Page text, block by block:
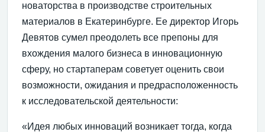
новаторства в производстве строительных
материалов в Екатеринбурге. Ее директор Игорь
Девятов сумел преодолеть все препоны для
вхождения малого бизнеса в инновационную
сферу, но стартаперам советует оценить свои
возможности, ожидания и предрасположенность
к исследовательской деятельности:
«Идея любых инноваций возникает тогда, когда